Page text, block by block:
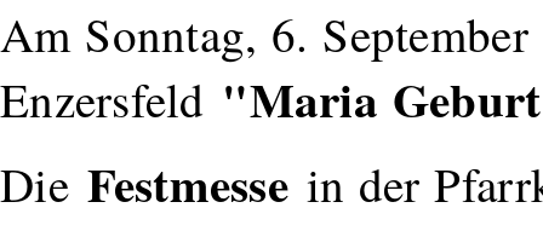
Am Sonntag, 6.
Enzersfeld "Maria
Die Festmessein der